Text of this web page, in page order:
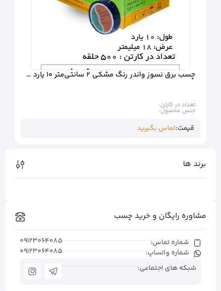
برند ها
مشاوره رایگان و خرید چسب
شماره تماس:
09123064085
شماره واتساپ:
09123064085
شبکه های اجتماعی:
چسب برق نسوز واندر رنگ مشکی 2 سانتی‌متر 10 یارد (تعداد در کارتن: 500 عدد)
تعداد در کارتن:
جنس محصول:
قیمت:تماس بگیرید